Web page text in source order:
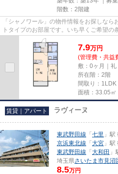
階数：2階建
「シャノワール」の物件情報をお探しな
トタイプのお部屋です。いち早くご希望
に、スタッフまでご連絡くだ...
7.9万円
(管理費・共益
敷：0ヶ月｜礼
所在階：2階
間取り：1LDK
面積：33.05㎡
賃貸｜アパート ラヴィーヌ
東武野田線 「 七里 」
京浜東北線 「 大宮 」
東武野田線 「 大和田
埼玉県さいたま市見沼
8.5万円